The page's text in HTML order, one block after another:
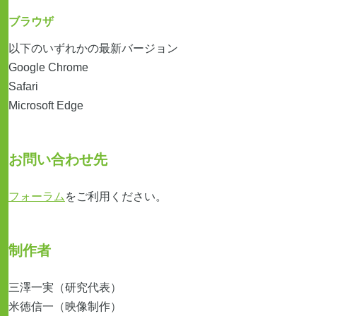
ブラウザ
以下のいずれかの最新バージョン
Google Chrome
Safari
Microsoft Edge
お問い合わせ先
フォーラム をご利用ください。
制作者
三澤一実（研究代表）
米徳信一（映像制作）